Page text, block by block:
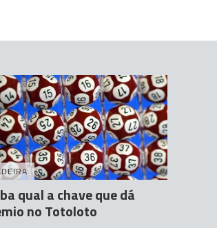
qual a chave que dá
no Totoloto